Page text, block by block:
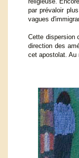
par prévaloir
vagues
Cette dispersion
direction des
cet apostolat. Au